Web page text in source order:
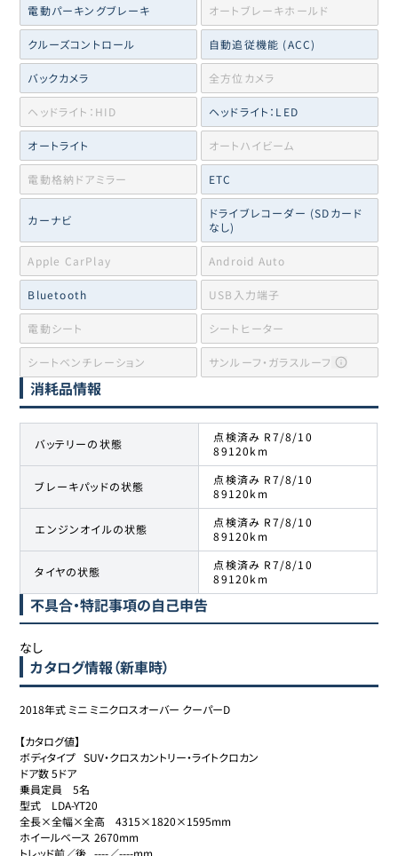
電動パーキングブレーキ オートブレーキホールド
クルーズコントロール 自動追従機能 (ACC)
バックカメラ 全方位カメラ
ヘッドライト：HID ヘッドライト：LED
オートライト オートハイビーム
電動格納ドアミラー ETC
カーナビ
ドライブレコーダー (SDカード
なし)
Apple CarPlay Android Auto
Bluetooth USB入力端子
電動シート シートヒーター
シートベンチレーション サンルーフ・ガラスルーフ
消耗品情報
バッテリーの状態
点検済み R7/8/10
89120km
ブレーキパッドの状態
点検済み R7/8/10
89120km
エンジンオイルの状態
点検済み R7/8/10
89120km
タイヤの状態
点検済み R7/8/10
89120km
不具合・特記事項の自己申告
なし
カタログ情報（新車時）
2018年式 ミニ ミニクロスオーバー クーパーD
【カタログ値】
ボディタイプ	SUV・クロスカントリー・ライトクロカン
ドア数	5ドア
乗員定員	5名
型式	LDA-YT20
全長×全幅×全高	4315×1820×1595mm
ホイールベース	2670mm
トレッド前／後	----／----mm